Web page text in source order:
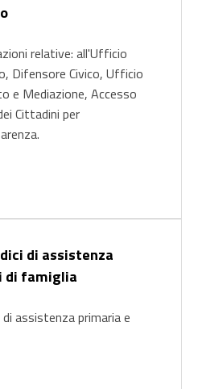
relative: all'Ufficio
Difensore Civico, Ufficio
e Mediazione, Accesso
Cittadini per
di assistenza
di famiglia
assistenza primaria e